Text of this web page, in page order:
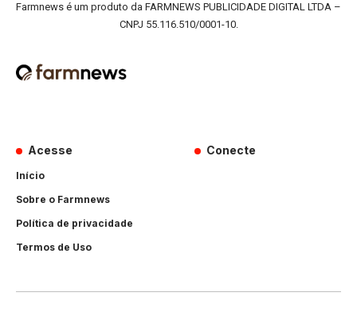
Farmnews é um produto da FARMNEWS PUBLICIDADE DIGITAL LTDA –
CNPJ 55.116.510/0001-10.
Acesse
Início
Sobre o Farmnews
Política de privacidade
Termos de Uso
Conecte